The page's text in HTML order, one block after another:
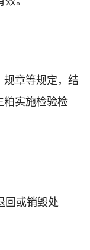
章等规定，结
粕实施检验检
回或销毁处